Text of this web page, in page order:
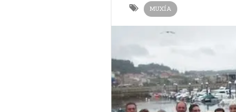
MUXÍA